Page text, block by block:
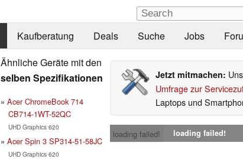
Kaufberatung Deals Suche Jobs
Ähnliche Geräte mit den
selben Spezifikationen
Acer ChromeBook 714
CB714-1WT-52QC
UHD Graphics 620
Acer Spin 3 SP314-51-58JC
UHD Graphics 620
Jetzt mitmachen:
Umfrage zur
Laptops und
loading failed! loading failed!